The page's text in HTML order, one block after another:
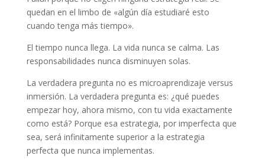
quedan en el limbo de «algún día estudiaré esto
cuando tenga más tiempo».
El tiempo nunca llega. La vida nunca se calma. Las
responsabilidades nunca disminuyen solas.
La verdadera pregunta no es microaprendizaje versus
inmersión. La verdadera pregunta es: ¿qué puedes
empezar hoy, ahora mismo, con tu vida exactamente
como está? Porque esa estrategia, por imperfecta que
sea, será infinitamente superior a la estrategia
perfecta que nunca implementas.